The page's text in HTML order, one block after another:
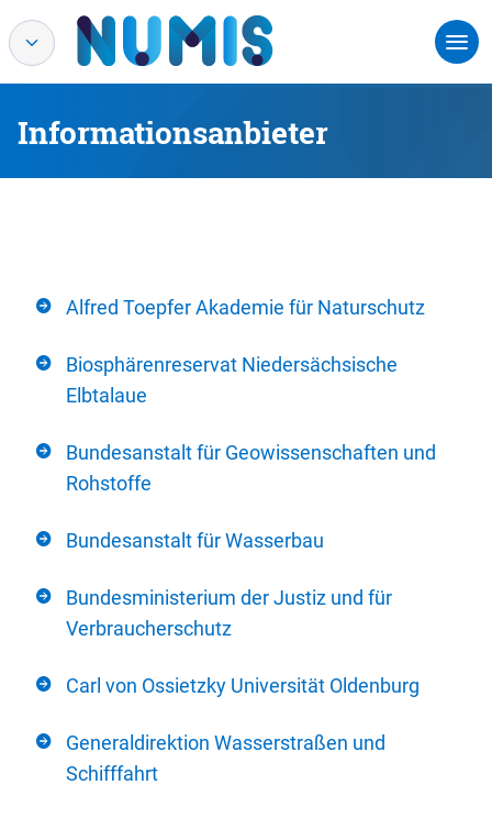
Informationsanbieter
Alfred Toepfer Akademie für Naturschutz
Biosphärenreservat Niedersächsische
Elbtalaue
Bundesanstalt für Geowissenschaften und
Rohstoffe
Bundesanstalt für Wasserbau
Bundesministerium der Justiz und für
Verbraucherschutz
Carl von Ossietzky Universität Oldenburg
Generaldirektion Wasserstraßen und
Schifffahrt